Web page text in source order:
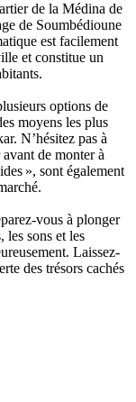
de la Médina de
de Soumbédioune
est facilement
et constitue un
options de
moyens les plus
N’hésitez pas à
de monter à
», sont également
vous à plonger
les sons et les
Laissez-
des trésors cachés